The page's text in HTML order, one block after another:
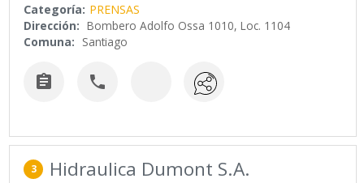
Categoría: PRENSAS
Dirección: Bombero Adolfo Ossa 1010, Loc. 1104
Comuna: Santiago
 
3 Hidraulica Dumont S.A.